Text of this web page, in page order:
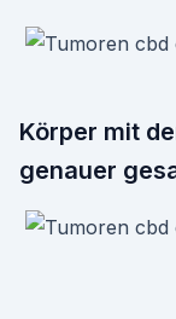
Körper mit
genauer